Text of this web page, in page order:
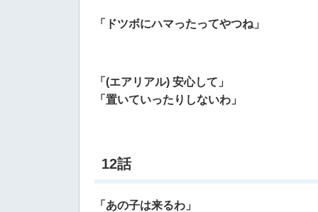
「ドツボにハマったってやつね」
「(エアリアル) 安心して」
「置いていったりしないわ」
12話
「あの子は来るわ」